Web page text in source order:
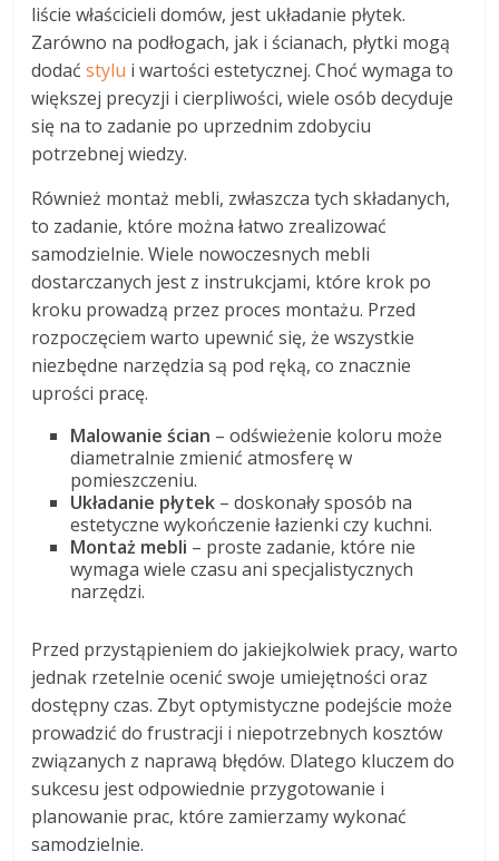
liście właścicieli domów, jest układanie płytek.
Zarówno na podłogach, jak i ścianach, płytki mogą
dodaćstylu i wartości estetycznej. Choć wymaga to
większej precyzji i cierpliwości, wiele osób decyduje
się na to zadanie po uprzednim zdobyciu
potrzebnej wiedzy.
Również montaż mebli, zwłaszcza tych składanych,
to zadanie, które można łatwo zrealizować
samodzielnie. Wiele nowoczesnych mebli
dostarczanych jest z instrukcjami, które krok po
kroku prowadzą przez proces montażu. Przed
rozpoczęciem warto upewnić się, że wszystkie
niezbędne narzędzia są pod ręką, co znacznie
uprości pracę.
Malowanie ścian – odświeżenie koloru może
diametralnie zmienić atmosferę w
pomieszczeniu.
Układanie płytek – doskonały sposób na
estetyczne wykończenie łazienki czy kuchni.
Montaż mebli – proste zadanie, które nie
wymaga wiele czasu ani specjalistycznych
narzędzi.
Przed przystąpieniem do jakiejkolwiek pracy, warto
jednak rzetelnie ocenić swoje umiejętności oraz
dostępny czas. Zbyt optymistyczne podejście może
prowadzić do frustracji i niepotrzebnych kosztów
związanych z naprawą błędów. Dlatego kluczem do
sukcesu jest odpowiednie przygotowanie i
planowanie prac, które zamierzamy wykonać
samodzielnie.